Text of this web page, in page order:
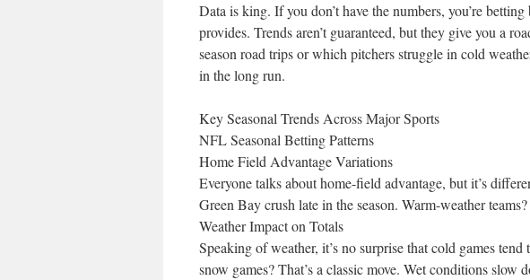
Data is king. If you don’t have the numbers, you’re
provides. Trends aren’t guaranteed, but they give you a
season road trips or which pitchers struggle in cold
in the long run.
Key Seasonal Trends Across Major Sports
NFL Seasonal Betting Patterns
Home Field Advantage Variations
Everyone talks about home-field advantage, but it’s
Green Bay crush late in the season. Warm-weather
Weather Impact on Totals
Speaking of weather, it’s no surprise that cold games
snow games? That’s a classic move. Wet conditions slow